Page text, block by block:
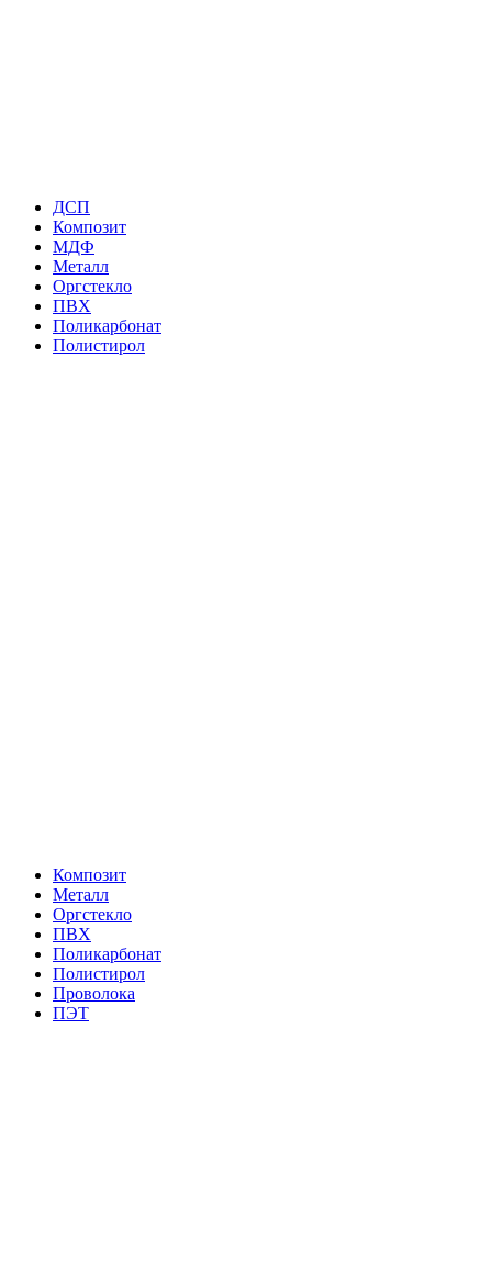
ДСП
Композит
МДФ
Металл
Оргстекло
ПВХ
Поликарбонат
Полистирол
Композит
Металл
Оргстекло
ПВХ
Поликарбонат
Полистирол
Проволока
ПЭТ